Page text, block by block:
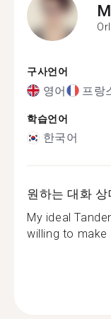
구사언어
영어 프랑
학습언어
한국어
원하는 대화 상
My ideal
willing to